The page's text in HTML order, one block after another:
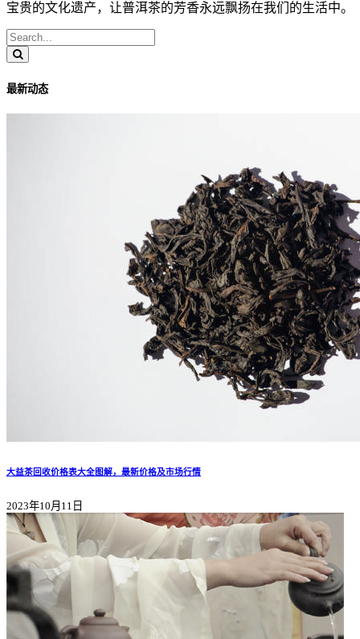
宝贵的文化遗产，让普洱茶的芳香永远飘扬在我们的生活中。
最新动态
大益茶回收价格表大全图解，最新价格及市场行情
2023年10月11日